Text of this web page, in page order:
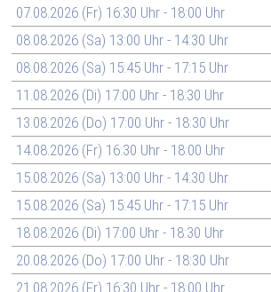
07.08.2026 (Fr) 16:30 Uhr - 18:00 Uhr
08.08.2026 (Sa) 13:00 Uhr - 14:30 Uhr
08.08.2026 (Sa) 15:45 Uhr - 17:15 Uhr
11.08.2026 (Di) 17:00 Uhr - 18:30 Uhr
13.08.2026 (Do) 17:00 Uhr - 18:30 Uhr
14.08.2026 (Fr) 16:30 Uhr - 18:00 Uhr
15.08.2026 (Sa) 13:00 Uhr - 14:30 Uhr
15.08.2026 (Sa) 15:45 Uhr - 17:15 Uhr
18.08.2026 (Di) 17:00 Uhr - 18:30 Uhr
20.08.2026 (Do) 17:00 Uhr - 18:30 Uhr
21.08.2026 (Fr) 16:30 Uhr - 18:00 Uhr